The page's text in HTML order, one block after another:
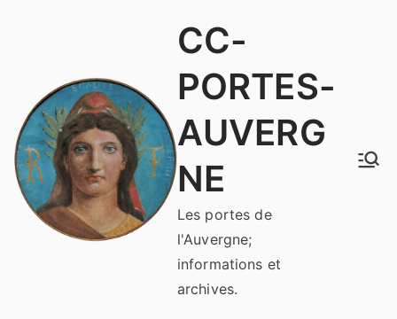
CC-
PORTES-
AUVERG
NE
Les portes de
l'Auvergne;
informations et
archives.